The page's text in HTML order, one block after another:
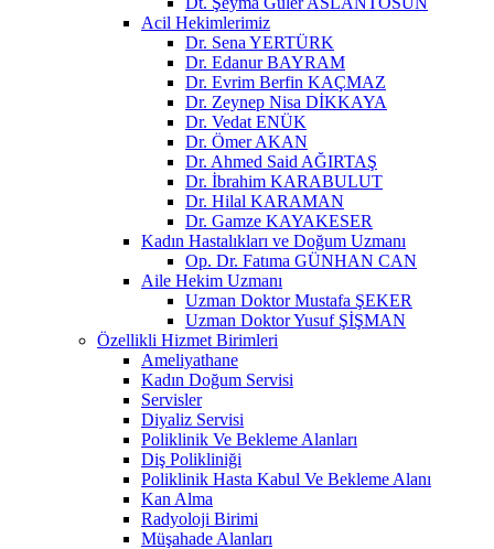
Acil Hekimlerimiz
Dr. Sena YERTÜRK
Dr. Edanur BAYRAM
Dr. Evrim Berfin KAÇMAZ
Dr. Zeynep Nisa DİKKAYA
Dr. Vedat ENÜK
Dr. Ömer AKAN
Dr. Ahmed Said AĞIRTAŞ
Dr. İbrahim KARABULUT
Dr. Hilal KARAMAN
Dr. Gamze KAYAKESER
Kadın Hastalıkları ve Doğum Uzmanı
Op. Dr. Fatıma GÜNHAN CAN
Aile Hekim Uzmanı
Uzman Doktor Mustafa ŞEKER
Uzman Doktor Yusuf ŞİŞMAN
Özellikli Hizmet Birimleri
Ameliyathane
Kadın Doğum Servisi
Servisler
Diyaliz Servisi
Poliklinik Ve Bekleme Alanları
Diş Polikliniği
Poliklinik Hasta Kabul Ve Bekleme Alanı
Kan Alma
Radyoloji Birimi
Müşahade Alanları